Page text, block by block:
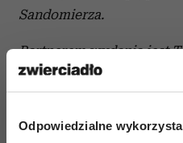
Odpowiedzialne
Sandomierza.
Partnerem wydania jest